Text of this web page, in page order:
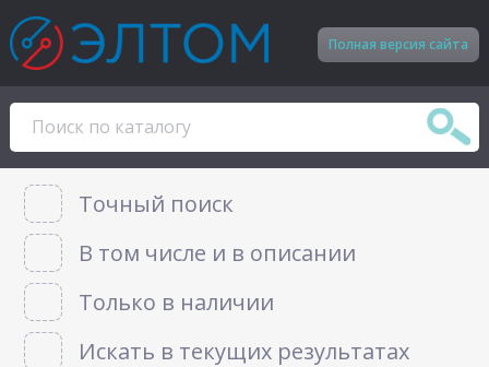
Полная версия сайта
Точный поиск
В том числе и в описании
Только в наличии
Искать в текущих результатах